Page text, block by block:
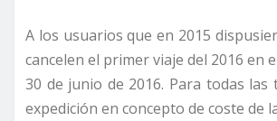
A los usuarios que en 2015
cancelen el primer viaje del 2016
30 de junio de 2016. Para todas
expedición en concepto de coste de